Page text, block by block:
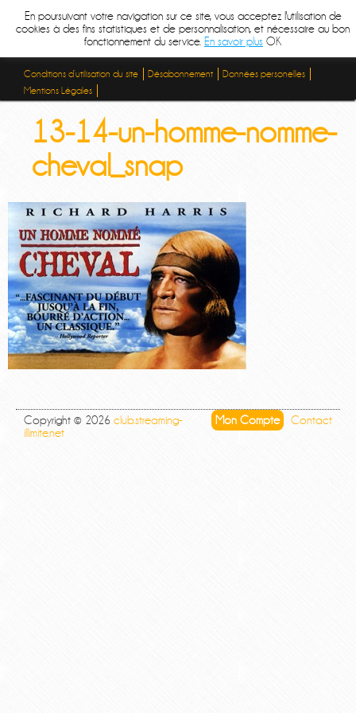
Conditions d’utilisation du site Désabonnement
Données personelles
Mentions Légales
13-14-un-homme-nomme-
cheval_snap
Mon Compte Contact
Copyright © 2026 club.streaming-
illimite.net
En poursuivant votre navigation sur ce site, vous acceptez l'utilisation de
cookies à des fins statistiques et de personnalisation, et nécessaire au bon
fonctionnement du service. En savoir plus OK